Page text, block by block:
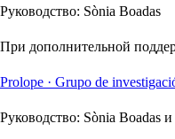
Руководство: Sònia Boadas
При дополнительной
Prolope · Grupo de
Руководство: Sònia Boadas